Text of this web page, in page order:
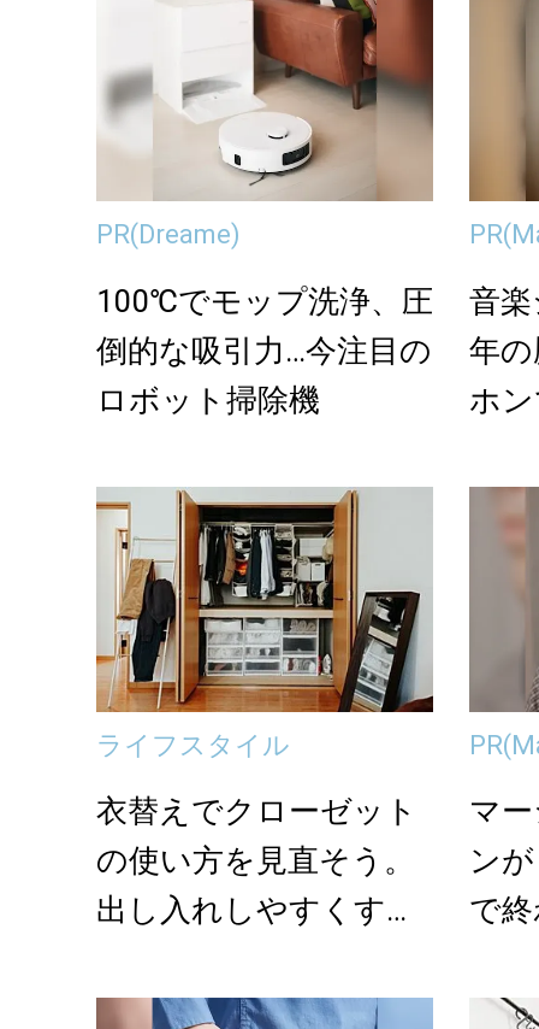
PR(Dreame)
100℃でモップ洗浄、圧
倒的な吸引力…今注目の
ロボット掃除機
PR
音
年
ホ
ライフスタイル
衣替えでクローゼット
の使い方を見直そう。
出し入れしやすくす
実...
PR
マ
ン
で